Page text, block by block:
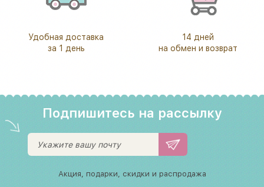
Удобная доставка
за 1 день
14 дней
на обмен и возврат
Подпишитесь на рассылку
Акция, подарки, скидки и распродажа